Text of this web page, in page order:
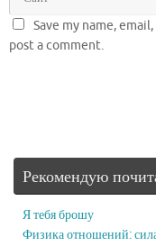
Save my name,
post a comment.
Рекомендую
Я тебя брошу
Физика отношений: